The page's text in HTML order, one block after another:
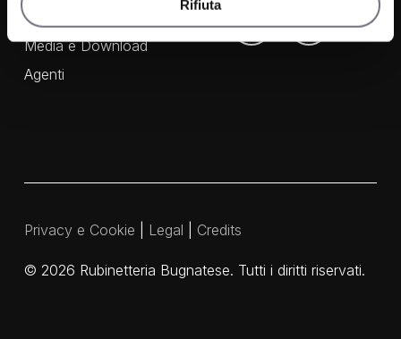
Rifiuta
FAQ
Media e Download
Agenti
Privacy e Cookie Legal Credits
© 2026 Rubinetteria Bugnatese. Tutti i diritti riservati.